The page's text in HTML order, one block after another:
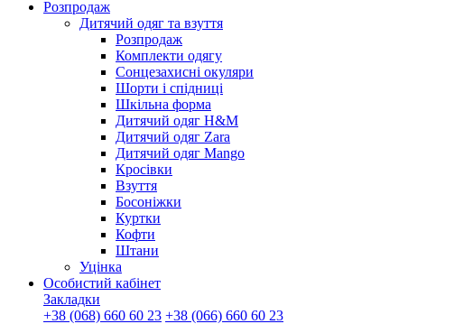
Розпродаж
Дитячий одяг та взуття
Розпродаж
Комплекти одягу
Сонцезахисні окуляри
Шорти і спідниці
Шкільна форма
Дитячий одяг H&M
Дитячий одяг Zara
Дитячий одяг Mango
Кросівки
Взуття
Босоніжки
Куртки
Кофти
Штани
Уцінка
Особистий кабінет
Закладки
+38 (068) 660 60 23 +38 (066) 660 60 23